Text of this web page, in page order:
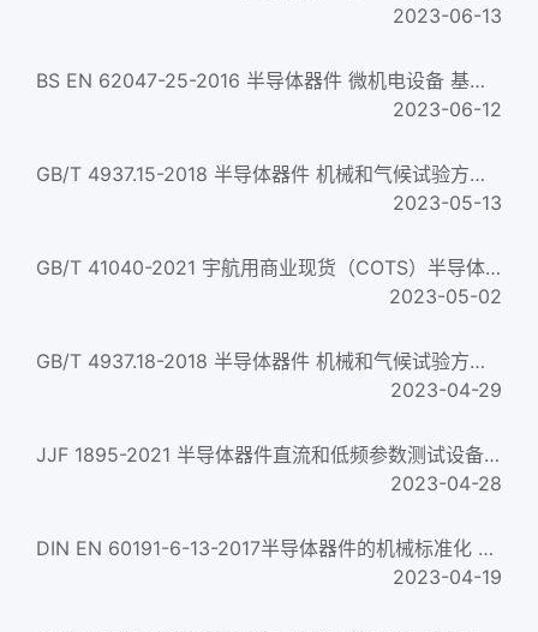
2023-06-13
BS EN 62047-25-2016 半导体器件 微机电设备 基于硅的MEMS制造技术 微结合区的拉压和剪切强度测量方法 Semiconducto...
2023-06-12
GB/T 4937.15-2018 半导体器件 机械和气候试验方法 第15部分:通孔安装器件的耐焊接热 Semiconductor devices--Mecha...
2023-05-13
GB/T 41040-2021 宇航用商业现货（COTS）半导体器件 质量保证要求 COTS semiconductor parts for space application- Qu...
2023-05-02
GB/T 4937.18-2018 半导体器件 机械和气候试验方法 第18部分：电离辐照(总剂量) Semiconductor devices&mdash;Mechani...
2023-04-29
JJF 1895-2021 半导体器件直流和低频参数测试设备校准规范 高清晰版
2023-04-28
DIN EN 60191-6-13-2017半导体器件的机械标准化 第6-13部分：细间距球栅阵列(FBGA)和细间距基板栅格阵列(FLGA)用敞顶...
2023-04-19